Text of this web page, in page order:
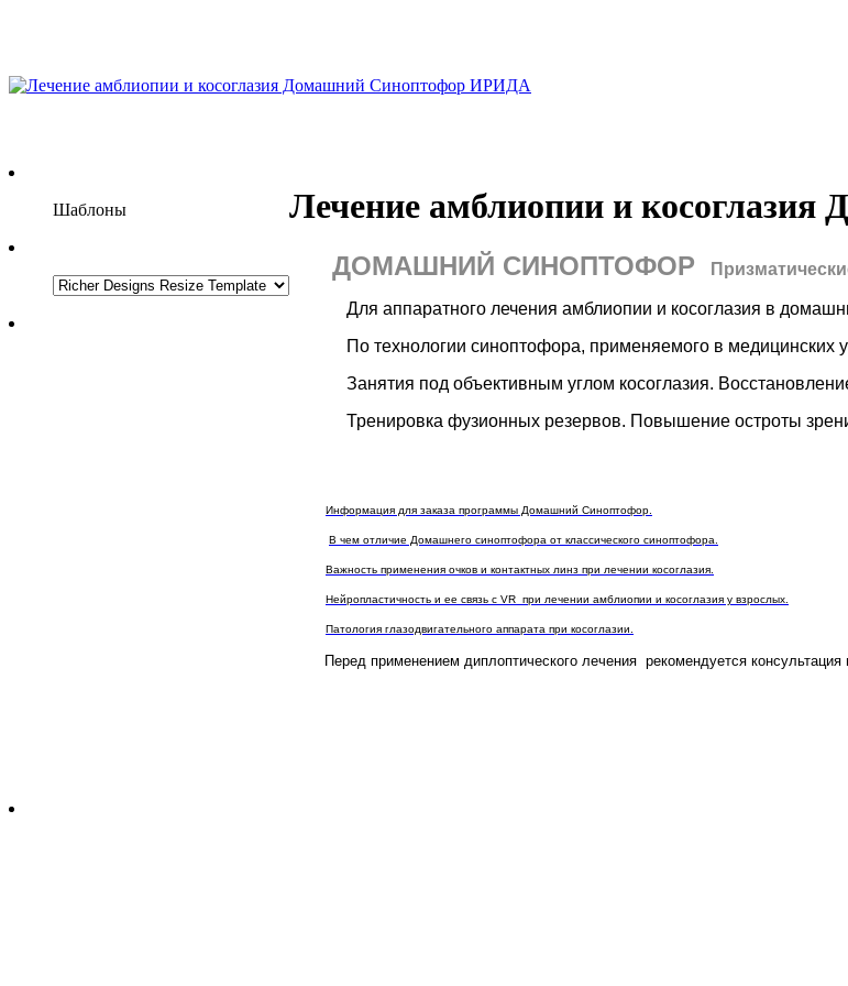
Шаблоны Лечение амблиопии и
ДОМАШНИЙ СИНОПТОФОР П
Для аппаратного лечения амблиопии и косоглазия в
По технологии синоптофора, применяемого в медицинских
Занятия под объективным углом косоглазия.
Тренировка фузионных резервов. Повышение остроты
Информация для заказа программы Домашний Синоптофор.
В чем отличие Домашнего синоптофора от классического синоптофора.
Важность применения очков и контактных линз при лечении косоглазия.
Нейропластичность и ее связь с VR при лечении амблиопии и косоглазия у взрослых.
Патология глазодвигательного аппарата при косоглазии.
Перед применением диплоптического лечения рекомендуется консультация